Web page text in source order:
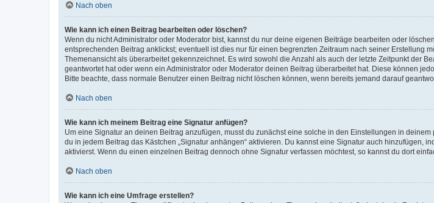
Nach oben
Wie kann ich einen Beitrag bearbeiten oder löschen?
Wenn du nicht Administrator oder Moderator bist, kannst du nur deine eigenen Beiträge bearbeiten oder
entsprechenden Beitrag anklickst; eventuell ist dies nur für einen begrenzten Zeitraum nach seiner Erstellung
Themenansicht als überarbeitet gekennzeichnet. Es wird sowohl die Anzahl als auch der letzte Zeitpunkt der
geantwortet hat oder wenn ein Administrator oder Moderator deinen Beitrag überarbeitet hat. Diese können
Bitte beachte, dass normale Benutzer einen Beitrag nicht löschen können, wenn bereits jemand darauf
Nach oben
Wie kann ich meinem Beitrag eine Signatur anfügen?
Um eine Signatur an deinen Beitrag anzufügen, musst du zunächst eine solche in den Einstellungen in
du in jedem Beitrag das Kästchen „Signatur anhängen“ aktivieren. Du kannst eine Signatur auch
aktivierst. Wenn du einen einzelnen Beitrag dennoch ohne Signatur verfassen möchtest, so kannst du dort
Nach oben
Wie kann ich eine Umfrage erstellen?